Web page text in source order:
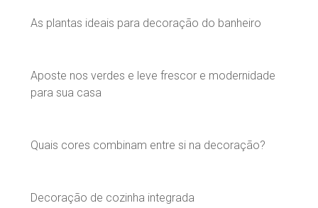
As plantas ideais para decoração do banheiro
Aposte nos verdes e leve frescor e modernidade
para sua casa
Quais cores combinam entre si na decoração?
Decoração de cozinha integrada